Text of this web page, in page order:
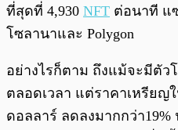
ที่สุดที่ 4,930 NFT ต่อนาที แ
โซลานาและ Polygon
อย่างไรก็ตาม ถึงแม้จะมีตัว
ตลอดเวลา แต่ราคาเหรียญ
ดอลลาร์ ลดลงมากกว่า